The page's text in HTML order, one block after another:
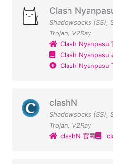
Clash
Shadowsocks (SS),
Trojan, V2Ray
Clash Nyanpasu
Clash Nyanpasu
Clash Nyanpasu
clashN
Shadowsocks (SS),
Trojan, V2Ray
clashN 官网